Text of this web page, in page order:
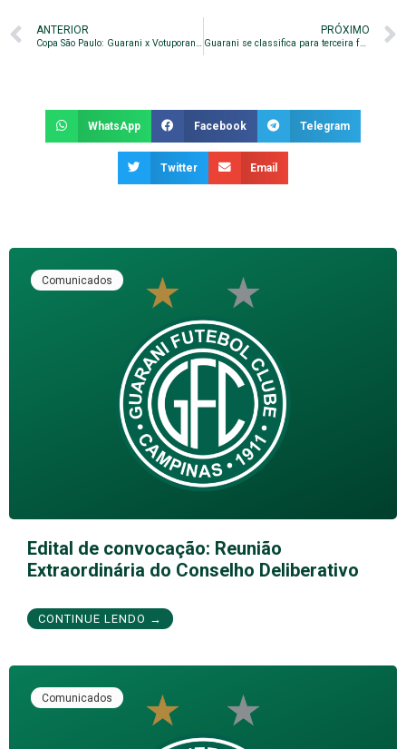
ANTERIOR
Copa São Paulo: Guarani x Votuporanguense. Assista!
PRÓXIMO
Guarani se classifica para terceira fase da Copa São Paulo
WhatsApp Facebook Telegram
Twitter Email
Comunicados
Edital de convocação: Reunião
Extraordinária do Conselho Deliberativo
CONTINUE LENDO →
Comunicados